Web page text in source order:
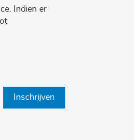
Indien er
Inschrijven